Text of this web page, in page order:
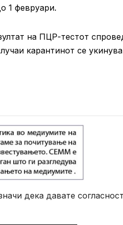
1 февруари.
на ПЦР-тестот
карантинот се
дека давате